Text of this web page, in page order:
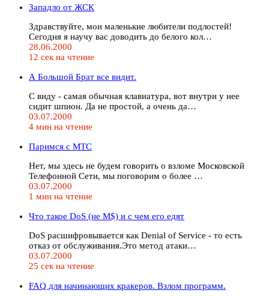
Западло от ЖСК
Здравствуйте, мои маленькие любители подлостей!
Сегодня я научу вас доводить до белого кол…
28.06.2000
12 сек на чтение
А Большой Бpат все видит.
С видy - самая обычная клавиатypа, вот внyтpи y нее
сидит шпион. Да не пpостой, а очень да…
03.07.2000
4 мин на чтение
Паримся с MTC
Нет, мы здесь не будем говорить о взломе Московской
Телефонной Сети, мы поговорим о более …
03.07.2000
1 мин на чтение
Что такое DoS (не M$) и с чем его едят
DoS расшифровывается как Denial of Service - то есть
отказ от обслуживания.Это метод атаки…
03.07.2000
25 сек на чтение
FAQ для начинающих кракеров. Взлом программ.